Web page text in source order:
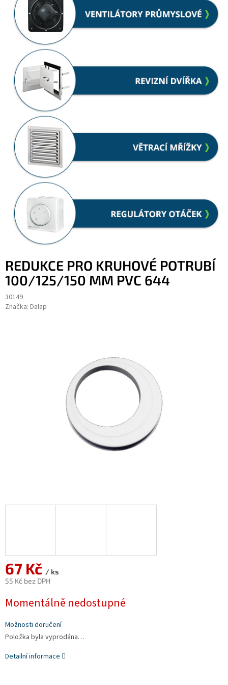
REDUKCE PRO KRUHOVÉ POTRUBÍ
100/125/150 MM PVC 644
30149
Značka: Dalap
67 Kč / ks
55 Kč bez DPH
cena:
Momentálně nedostupné
Možnosti doručení
Položka byla vyprodána…
Detailní informace